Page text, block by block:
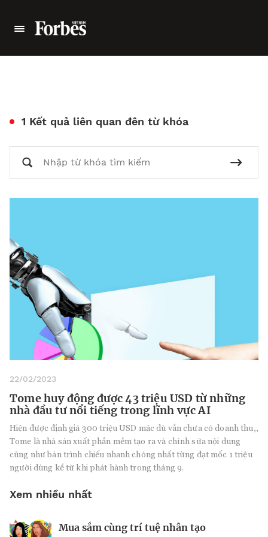
1 Kết quả liên quan đên từ khóa
22/02/2023
Tome huy động được 43 triệu USD từ những
nhà đầu tư nổi tiếng trong lĩnh vực AI
Hiện được định giá 300 triệu USD mặc dù vẫn chưa có doanh thu,,
Tome là nhà sản xuất phần mềm tạo ra và chỉnh sửa nội dung
cũng như bản trình chiếu nhanh chóng nhất từng đạt mốc 1 triệu
người dùng kể từ khi phát hành trong tháng 9.
Xem nhiều nhất
Mua sắm cùng trí tuệ nhân tạo
Nhà sáng lập 25 tuổi và tham vọng lật
Kiểm soát bất ổn và bảo vệ sức khỏe